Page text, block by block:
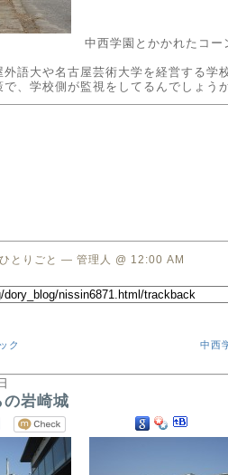
中西学園とかかれたコー
語大や名古屋芸術大学を経営する学
、学校側が監視をしてるんでしょう
とりごと — 管理人 @ 12:00 AM
ク 中西
岩崎城